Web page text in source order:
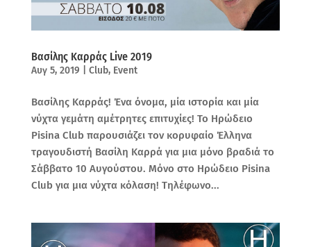
Βασίλης Καρράς Live 2019
Αυγ 5, 2019 Club, Event
Βασίλης Καρράς! Ένα όνομα, μία ιστορία και μία
νύχτα γεμάτη αμέτρητες επιτυχίες! To Ηρώδειο
Pisina Club παρουσιάζει τον κορυφαίο Έλληνα
τραγουδιστή Βασίλη Καρρά για μια μόνο βραδιά το
Σάββατο 10 Αυγούστου. Μόνο στο Ηρώδειο Pisina
Club για μια νύχτα κόλαση! Τηλέφωνο...